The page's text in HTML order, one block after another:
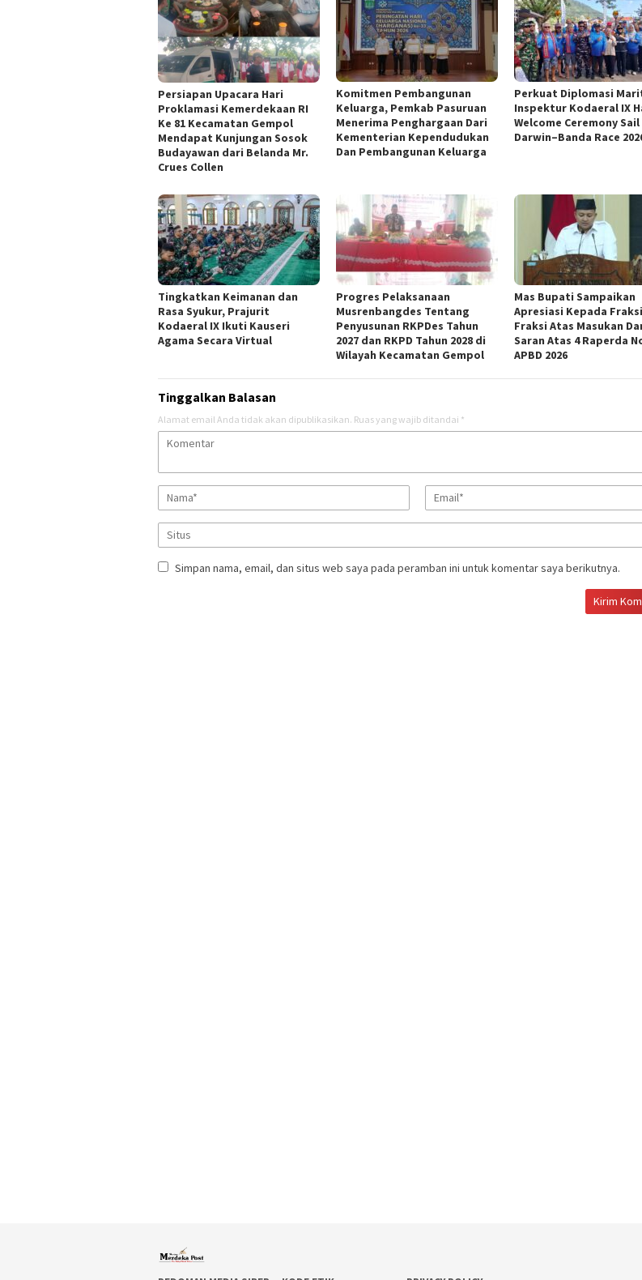
Persiapan Upacara Hari
Proklamasi Kemerdekaan RI
Ke 81 Kecamatan Gempol
Mendapat Kunjungan Sosok
Budayawan dari Belanda Mr.
Crues Collen
Komitmen Pembangunan
Keluarga, Pemkab Pasuruan
Menerima Penghargaan Dari
Kementerian Kependudukan
Dan Pembangunan Keluarga
Perkuat Diplomasi
Inspektur Kodaeral IX
Welcome Ceremony Sail
Darwin–Banda Race
Tingkatkan Keimanan dan
Rasa Syukur, Prajurit
Kodaeral IX Ikuti Kauseri
Agama Secara Virtual
Progres Pelaksanaan
Musrenbangdes Tentang
Penyusunan RKPDes Tahun
2027 dan RKPD Tahun 2028 di
Wilayah Kecamatan Gempol
Mas Bupati Sampaikan
Apresiasi Kepada
Fraksi Atas Masukan
Saran Atas 4 Raperda
APBD 2026
Tinggalkan Balasan
Alamat email Anda tidak akan dipublikasikan. Ruas yang wajib ditandai *
Simpan nama, email, dan situs web saya pada peramban ini untuk komentar saya berikutnya.